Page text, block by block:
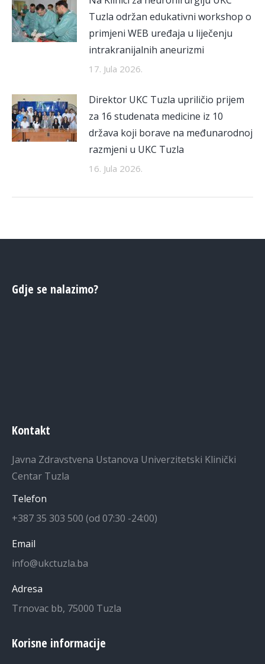
Tuzla održan edukativni workshop o
primjeni WEB uređaja u liječenju
intrakranijalnih aneurizmi
17. Jula 2026.
Direktor UKC Tuzla upriličio prijem
za 16 studenata medicine iz 10
država koji borave na međunarodnoj
razmjeni u UKC Tuzla
16. Jula 2026.
Gdje se nalazimo?
Kontakt
Javna Zdravstvena Ustanova Univerzitetski Klinički
Centar Tuzla
Telefon
+387 35 303 500 (od 07:30 -24:00)
Email
info@ukctuzla.ba
Adresa
Trnovac bb, 75000 Tuzla
Korisne informacije